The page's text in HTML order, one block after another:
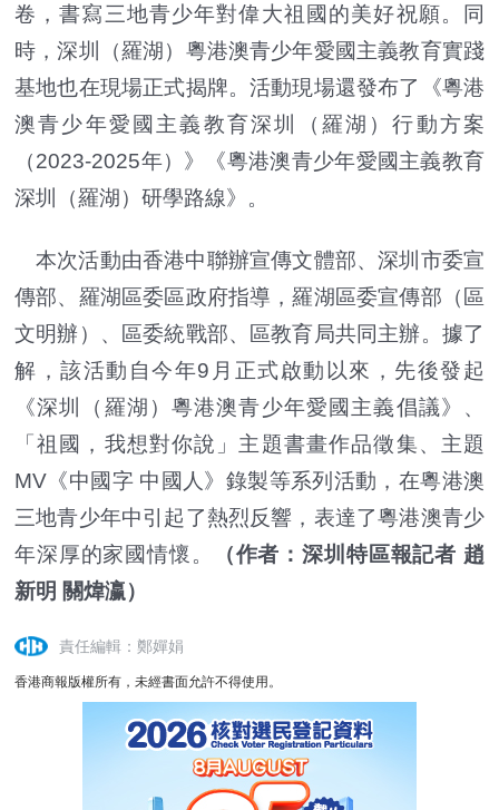
卷，書寫三地青少年對偉大祖國的美好祝願。同
時，深圳（羅湖）粵港澳青少年愛國主義教育實踐
基地也在現場正式揭牌。活動現場還發布了《粵港
澳青少年愛國主義教育深圳（羅湖）行動方案
（2023-2025年）》《粵港澳青少年愛國主義教育
深圳（羅湖）研學路線》。
本次活動由香港中聯辦宣傳文體部、深圳市委宣
傳部、羅湖區委區政府指導，羅湖區委宣傳部（區
文明辦）、區委統戰部、區教育局共同主辦。據了
解，該活動自今年9月正式啟動以來，先後發起
《深圳（羅湖）粵港澳青少年愛國主義倡議》、
「祖國，我想對你說」主題書畫作品徵集、主題
MV《中國字 中國人》錄製等系列活動，在粵港澳
三地青少年中引起了熱烈反響，表達了粵港澳青少
年深厚的家國情懷。
（作者：深圳特區報記者 趙
新明 關煒瀛）
責任編輯：鄭嬋娟
香港商報版權所有，未經書面允許不得使用。